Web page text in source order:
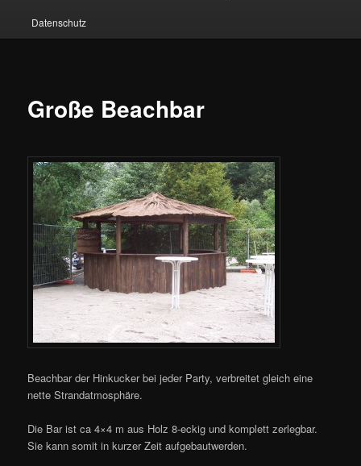
Datenschutz
Große Beachbar
Beachbar der Hinkucker bei jeder Party, verbreitet gleich eine
nette Strandatmosphäre.
Die Bar ist ca 4×4 m aus Holz 8-eckig und komplett zerlegbar.
Sie kann somit in kurzer Zeit aufgebautwerden.